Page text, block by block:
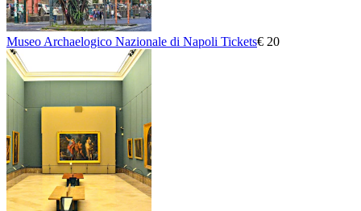
Museo Archaelogico Nazionale di Napoli Tickets€ 20